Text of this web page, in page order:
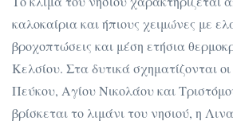
καλοκαίρια και ήπιους χειμώνες με
βροχοπτώσεις και μέση ετήσια
Κελσίου. Στα δυτικά σχηματίζονται
Πεύκου, Αγίου Νικολάου και
βρίσκεται το λιμάνι του νησιού, η